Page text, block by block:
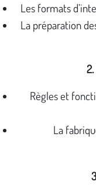
Les formats
La préparation
Règles et
La